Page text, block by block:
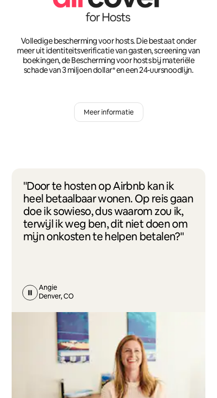
Volledige bescherming voor hosts. Die bestaat onder
meer uit identiteitsverificatie van gasten, screening van
boekingen, de Bescherming voor hosts bij materiële
schade van 3 miljoen dollar* en een 24-uursnoodlijn.
Meer informatie
"Door te hosten op Airbnb kan ik
heel betaalbaar wonen. Op reis gaan
doe ik sowieso, dus waarom zou ik,
terwijl ik weg ben, dit niet doen om
mijn onkosten te helpen betalen?"
Angie
Denver, CO